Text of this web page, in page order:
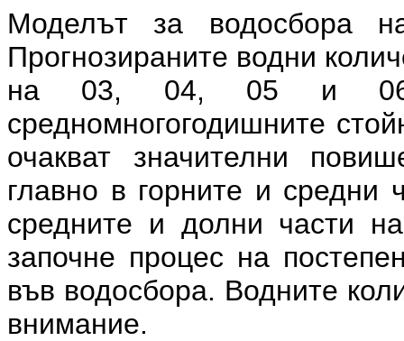
Моделът за водосбора
Прогнозираните водни
на 03, 04, 05 и
средномногогодишните
очакват значителни
главно в горните и средни
средните и долни части
започне процес на
във водосбора. Водните
внимание.